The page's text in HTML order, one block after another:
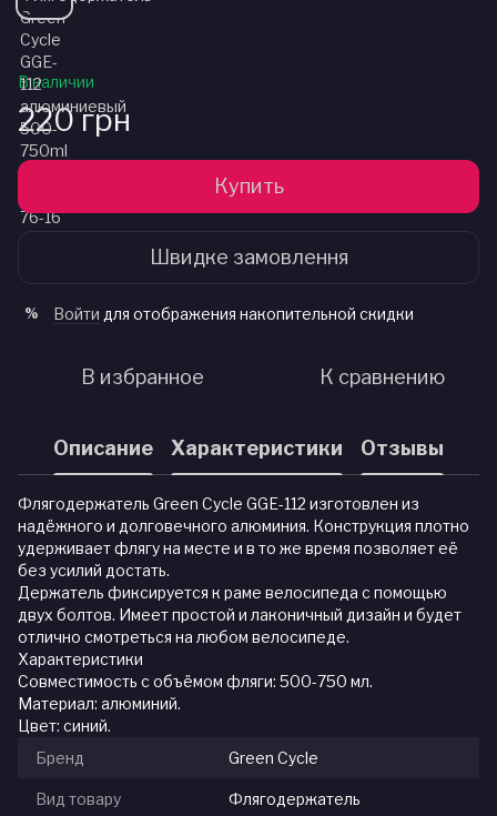
В наличии
220 грн
Купить
Швидке замовлення
% Войти для отображения накопительной скидки
В избранное К сравнению
Описание Характеристики Отзывы
Флягодержатель Green Cycle GGE-112 изготовлен из
надёжного и долговечного алюминия. Конструкция плотно
удерживает флягу на месте и в то же время позволяет её
без усилий достать.
Держатель фиксируется к раме велосипеда с помощью
двух болтов. Имеет простой и лаконичный дизайн и будет
отлично смотреться на любом велосипеде.
Характеристики
Совместимость с объёмом фляги: 500-750 мл.
Материал: алюминий.
Цвет: синий.
Бренд
Green Cycle
Вид товару Флягодержатель